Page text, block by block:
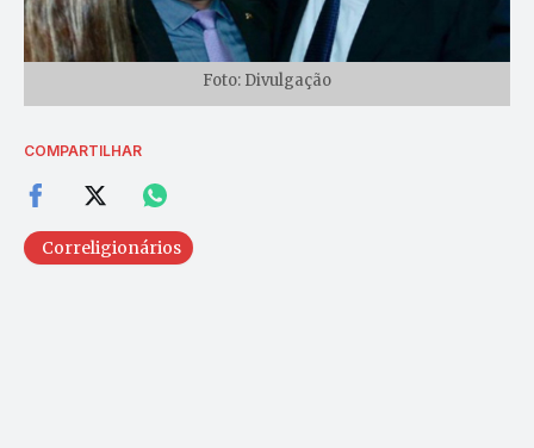
Foto: Divulgação
COMPARTILHAR
Correligionários